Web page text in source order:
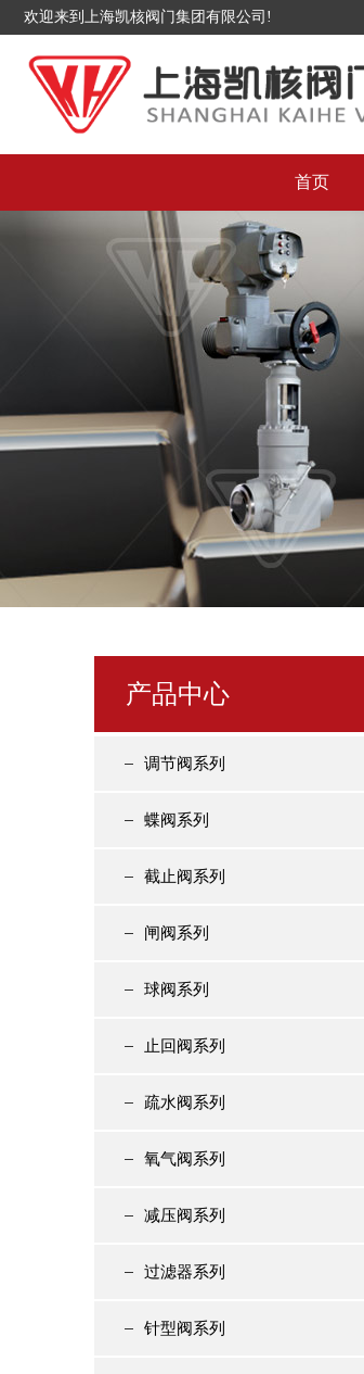
欢迎来到上海凯核阀门集团有限公司!
首页
产品中心
调节阀系列
蝶阀系列
截止阀系列
闸阀系列
球阀系列
止回阀系列
疏水阀系列
氧气阀系列
减压阀系列
过滤器系列
针型阀系列